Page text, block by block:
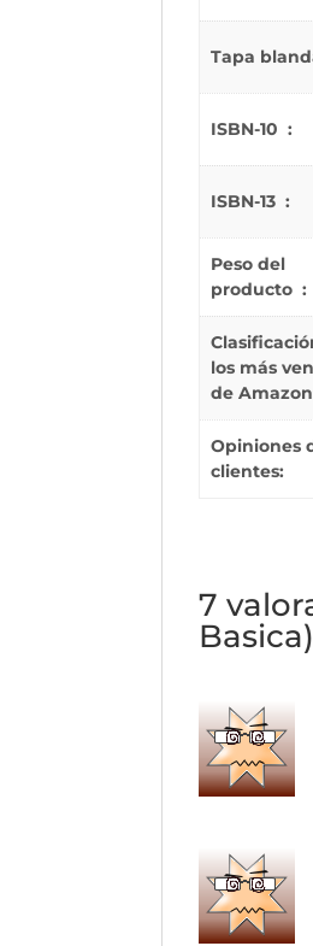
ISBN-10 ‏ : ‎
ISBN-13 ‏ : ‎
Peso del
producto ‏ : ‎
los más
de
Opiniones
clientes:
7
Basica)